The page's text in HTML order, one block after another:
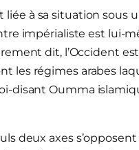
à sa situation sous
impérialiste est lui-
dit, l’Occident
les régimes arabes
disant Oumma
deux axes